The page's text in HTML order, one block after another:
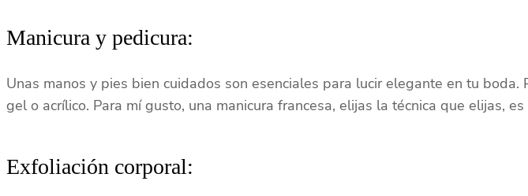
Manicura y pedicura:
Unas manos y pies bien cuidados son esenciales para lucir elegante en tu
gel o acrílico. Para mí gusto, una manicura francesa, elijas la técnica que elijas,
Exfoliación corporal: